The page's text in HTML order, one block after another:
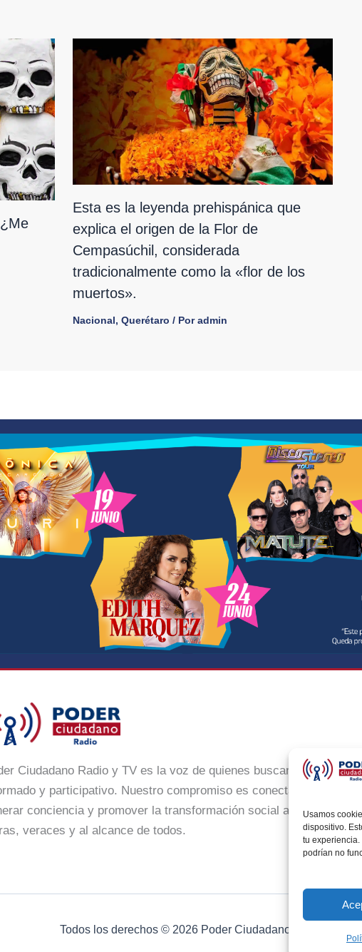
Usamos
dispositivo.
tu
podrían no
Esta es la leyenda prehispánica que
explica el origen de la Flor de
Cempasúchil, considerada
tradicionalmente como la «flor de los
muertos».
Nacional, Querétaro / Poradmin
Ciudadano Radio y TV es la voz de quienes buscan un México
y participativo. Nuestro compromiso es conectar con la
conciencia y promover la transformación social a través de
veraces y al alcance de todos.
Todos los derechos © 2026 Poder Ciudadano Radio